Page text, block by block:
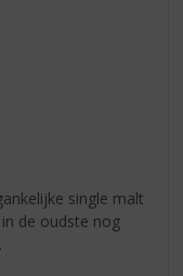
single malt
de oudste nog